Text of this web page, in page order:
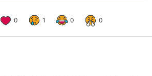
0 1 0 0